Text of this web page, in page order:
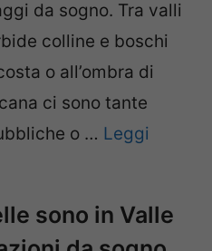
da sogno. Tra valli
colline e boschi
o all’ombra di
ci sono tante
o … Leggi
sono in Valle